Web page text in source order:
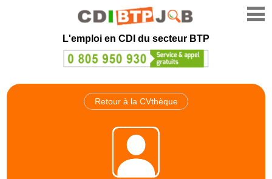
L'emploi en CDI du secteur BTP
Retour à la CVthèque